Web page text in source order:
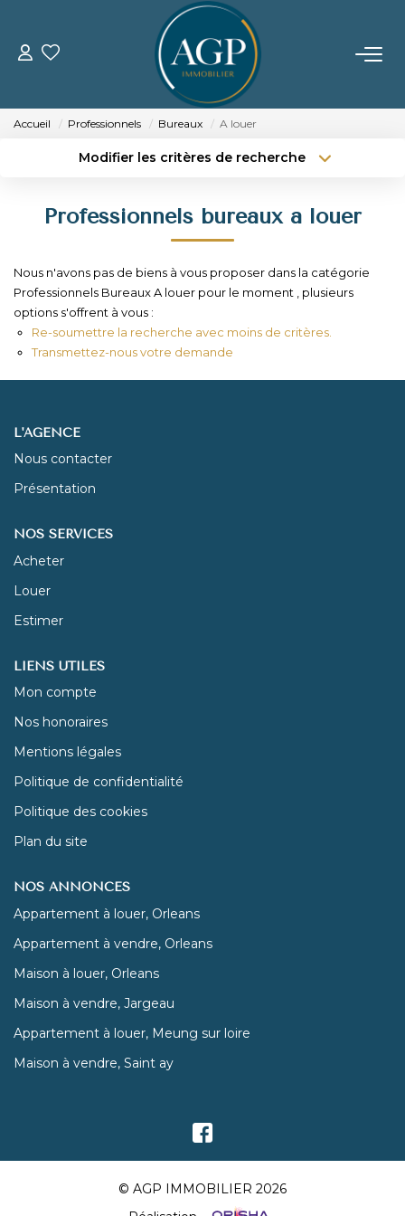
ACHETER
Nos Biens Vendus
LOUER
GERER
Accueil Professionnels Bureaux A louer
Modifier les critères de recherche
Type de bien
Budget max Plus de critères
Professionnels bureaux a louer
Nous n'avons pas de biens à vous proposer dans la catégorie
Professionnels Bureaux A louer pour le moment , plusieurs
options s'offrent à vous :
Re-soumettre la recherche avec moins de critères.
Transmettez-nous votre demande
L'AGENCE
Nous contacter
Présentation
NOS SERVICES
Acheter
Louer
Estimer
LIENS UTILES
Mon compte
Nos honoraires
Mentions légales
Politique de confidentialité
Politique des cookies
Plan du site
NOS ANNONCES
Appartement à louer, Orleans
Appartement à vendre, Orleans
Maison à louer, Orleans
Maison à vendre, Jargeau
Appartement à louer, Meung sur loire
Maison à vendre, Saint ay
© AGP IMMOBILIER 2026